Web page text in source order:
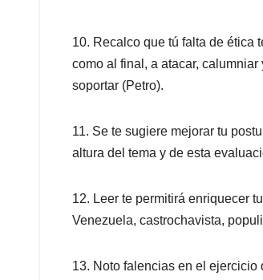
10. Recalco que tú falta de ética
como al final, a atacar,
soportar (Petro).
11. Se te sugiere mejorar tu
altura del tema y de esta
12. Leer te permitirá enriquecer
Venezuela, castrochavista,
13. Noto falencias en el